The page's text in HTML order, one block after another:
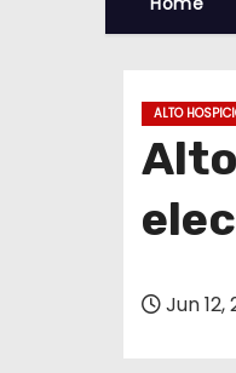
ALTO
Jun 12,